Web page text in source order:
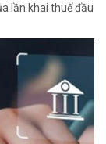
lần khai thuế đầu